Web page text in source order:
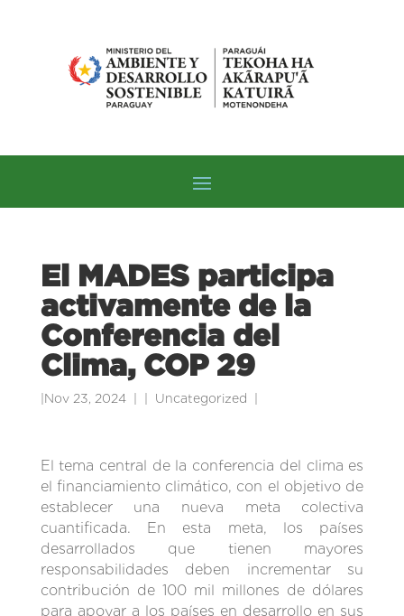
El MADES participa
activamente de la
Conferencia del
Clima, COP 29
Nov 23, 2024 Uncategorized
El tema central de la conferencia del clima es
el financiamiento climático, con el objetivo de
establecer una nueva meta colectiva
cuantificada. En esta meta, los países
desarrollados que tienen mayores
responsabilidades deben incrementar su
contribución de 100 mil millones de dólares
para apoyar a los países en desarrollo en sus